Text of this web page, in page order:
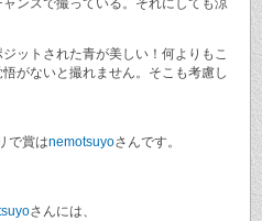
ンスで撮っている。それにしても涼
ットされた青が美しい！何よりもこ
がないと撮れません。そこも考慮し
で賞はnemotsuyoさんです。
さんには、